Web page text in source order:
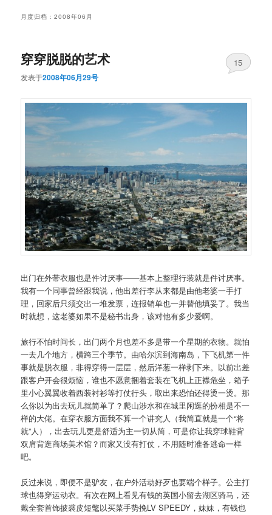
月度归档：2008年06月
穿穿脱脱的艺术
发表于2008年06月29号
15
出门在外带衣服也是件讨厌事——基本上整理行装就是件讨厌事。
我有一个同事曾经跟我说，他出差行李从来都是由他老婆一手打
理，回家后只须交出一堆发票，连报销单也一并替他填妥了。我当
时就想，这老婆如果不是秘书出身，该对他有多少爱啊。
旅行不怕时间长，出门两个月也差不多是带一个星期的衣物。就怕
一去几个地方，横跨三个季节。由哈尔滨到海南岛，下飞机第一件
事就是脱衣服，非得穿得一层层，然后洋葱一样剥下来。以前出差
跟客户开会很烦恼，谁也不愿意捆着套装在飞机上正襟危坐，箱子
里小心翼翼收着西装衬衫等打仗行头，取出来恐怕还得烫一烫。那
么你以为出去玩儿就简单了？爬山涉水和在城里闲逛的扮相是不一
样的大佬。在穿衣服方面我不算一个讲究人（我简直就是一个“将
就”人），出去玩儿更是舒适为主一切从简，可是你让我穿球鞋背
双肩背逛商场美术馆？而家又没有打仗，不用随时准备逃命一样
吧。
反过来说，即便不是驴友，在户外活动好歹也要端个样子。公主打
球也得穿运动衣。有次在网上看见有钱的英国小留去湖区骑马，还
戴全套首饰披裘皮短氅以买菜手势挽LV SPEEDY，妹妹，有钱也